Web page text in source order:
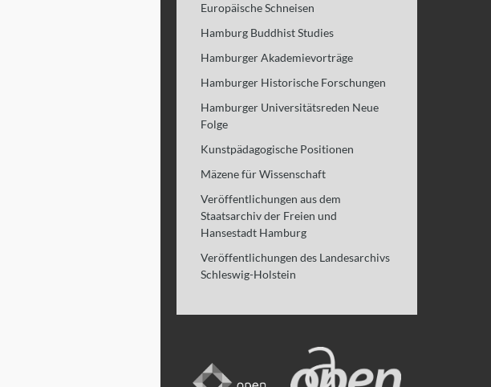
Europäische Schneisen
Hamburg Buddhist Studies
Hamburger Akademievorträge
Hamburger Historische Forschungen
Hamburger Universitätsreden Neue
Folge
Kunstpädagogische Positionen
Mäzene für Wissenschaft
Veröffentlichungen aus dem
Staatsarchiv der Freien und
Hansestadt Hamburg
Veröffentlichungen des Landesarchivs
Schleswig-Holstein